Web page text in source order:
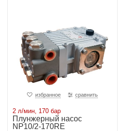
избранное сравнить
2 л/мин, 170 бар
Плунжерный насос
NP10/2-170RE